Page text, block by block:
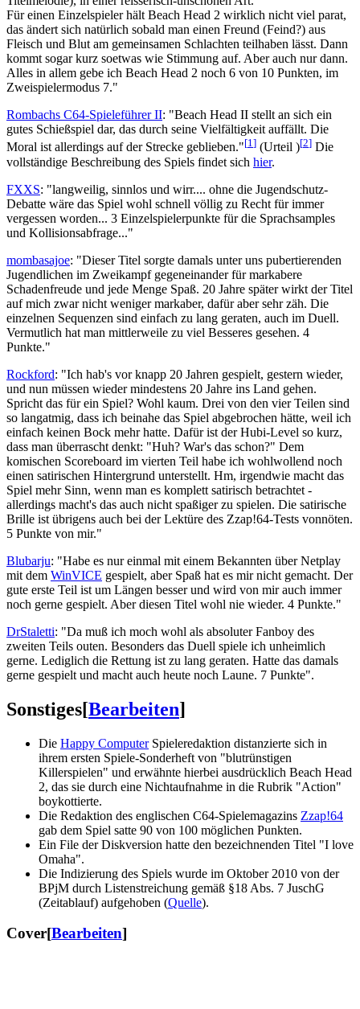
Für einen Einzelspieler hält Beach Head 2 wirklich nicht viel parat,
das ändert sich natürlich sobald man einen Freund (Feind?) aus
Fleisch und Blut am gemeinsamen Schlachten teilhaben lässt. Dann
kommt sogar kurz soetwas wie Stimmung auf. Aber auch nur dann.
Alles in allem gebe ich Beach Head 2 noch 6 von 10 Punkten, im
Zweispielermodus 7."
Rombachs C64-Spieleführer II: "Beach Head II stellt an sich ein
gutes Schießspiel dar, das durch seine Vielfältigkeit auffällt. Die
Moral ist allerdings auf der Strecke geblieben."[1] (Urteil )[2] Die
vollständige Beschreibung des Spiels findet sich hier.
FXXS: "langweilig, sinnlos und wirr.... ohne die Jugendschutz-
Debatte wäre das Spiel wohl schnell völlig zu Recht für immer
vergessen worden... 3 Einzelspielerpunkte für die Sprachsamples
und Kollisionsabfrage..."
mombasajoe: "Dieser Titel sorgte damals unter uns pubertierenden
Jugendlichen im Zweikampf gegeneinander für markabere
Schadenfreude und jede Menge Spaß. 20 Jahre später wirkt der Titel
auf mich zwar nicht weniger markaber, dafür aber sehr zäh. Die
einzelnen Sequenzen sind einfach zu lang geraten, auch im Duell.
Vermutlich hat man mittlerweile zu viel Besseres gesehen. 4
Punkte."
Rockford: "Ich hab's vor knapp 20 Jahren gespielt, gestern wieder,
und nun müssen wieder mindestens 20 Jahre ins Land gehen.
Spricht das für ein Spiel? Wohl kaum. Drei von den vier Teilen sind
so langatmig, dass ich beinahe das Spiel abgebrochen hätte, weil ich
einfach keinen Bock mehr hatte. Dafür ist der Hubi-Level so kurz,
dass man überrascht denkt: "Huh? War's das schon?" Dem
komischen Scoreboard im vierten Teil habe ich wohlwollend noch
einen satirischen Hintergrund unterstellt. Hm, irgendwie macht das
Spiel mehr Sinn, wenn man es komplett satirisch betrachtet -
allerdings macht's das auch nicht spaßiger zu spielen. Die satirische
Brille ist übrigens auch bei der Lektüre des Zzap!64-Tests vonnöten.
5 Punkte von mir."
Blubarju: "Habe es nur einmal mit einem Bekannten über Netplay
mit dem WinVICE gespielt, aber Spaß hat es mir nicht gemacht. Der
gute erste Teil ist um Längen besser und wird von mir auch immer
noch gerne gespielt. Aber diesen Titel wohl nie wieder. 4 Punkte."
DrStaletti: "Da muß ich moch wohl als absoluter Fanboy des
zweiten Teils outen. Besonders das Duell spiele ich unheimlich
gerne. Lediglich die Rettung ist zu lang geraten. Hatte das damals
gerne gespielt und macht auch heute noch Laune. 7 Punkte".
Sonstiges[Bearbeiten]
Die Happy ComputerSpieleredaktion distanzierte sich in
ihrem ersten Spiele-Sonderheft von "blutrünstigen
Killerspielen" und erwähnte hierbei ausdrücklich Beach Head
2, das sie durch eine Nichtaufnahme in die Rubrik "Action"
boykottierte.
Die Redaktion des englischen C64-Spielemagazins Zzap!64
gab dem Spiel satte 90 von 100 möglichen Punkten.
Ein File der Diskversion hatte den bezeichnenden Titel "I love
Omaha".
Die Indizierung des Spiels wurde im Oktober 2010 von der
BPjM durch Listenstreichung gemäß §18 Abs. 7 JuschG
(Zeitablauf) aufgehoben (Quelle).
Cover[Bearbeiten]